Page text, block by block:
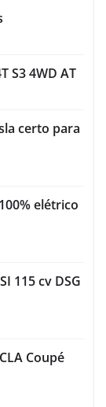
S3 4WD AT
certo para
elétrico
115 cv DSG
Coupé